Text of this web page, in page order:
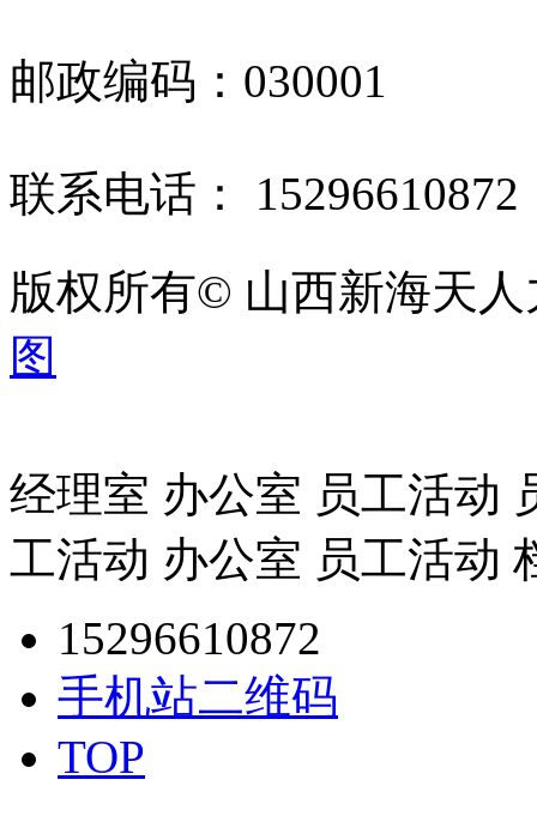
邮政编码：030001
联系电话：
版权所有© 山西新海天
图
经理室 办公室 员工活动
工活动 办公室 员工活动
15296610872
手机站二维码
TOP